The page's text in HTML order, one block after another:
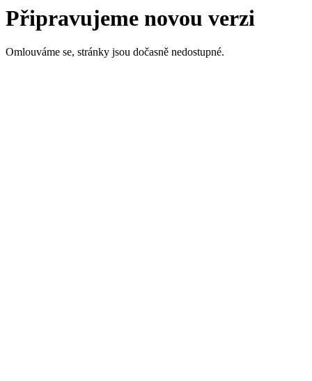
Připravujeme novou verzi
Omlouváme se, stránky jsou dočasně nedostupné.